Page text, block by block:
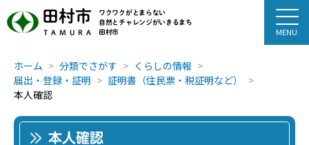
田村市
TAMURA
ワクワクがとまらない
自然とチャレンジがいきるまち
田村市
ホーム 分類でさがす
くらしの情報
届出・登録・証明
証明書（住民票・税証明など）
本人確認
本人確認